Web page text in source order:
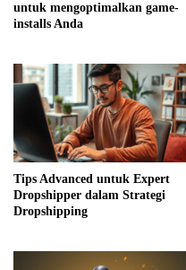
untuk mengoptimalkan game-
installs Anda
Tips Advanced untuk Expert
Dropshipper dalam Strategi
Dropshipping